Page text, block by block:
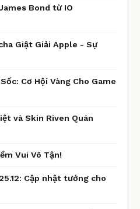
Bond từ IO
Giật Giải Apple - Sự
Cơ Hội Vàng Cho Game
và Skin Riven Quán
Vui Vô Tận!
Cập nhật tướng cho